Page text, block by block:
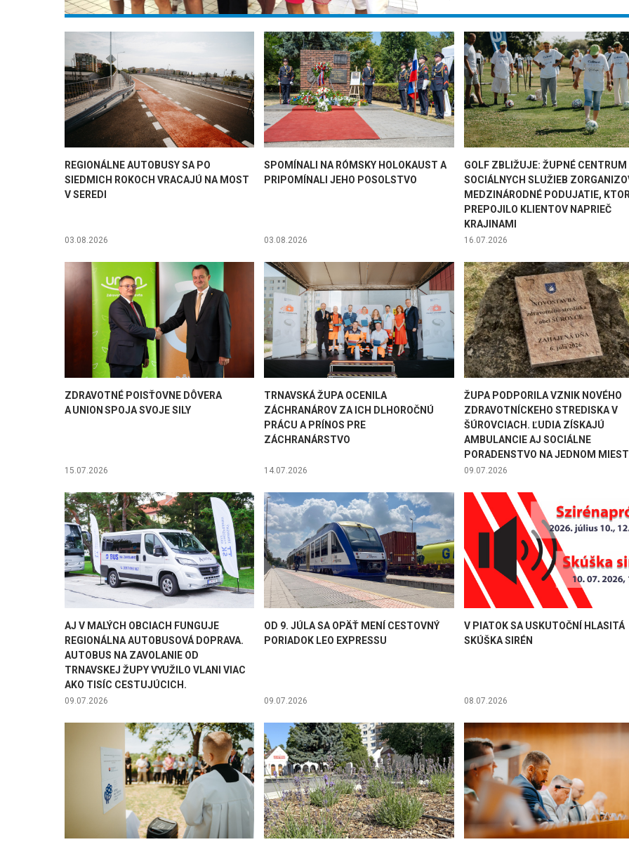
REGIONÁLNE AUTOBUSY SA PO
SIEDMICH ROKOCH VRACAJÚ NA MOST
V SEREDI
03.08.2026
SPOMÍNALI NA RÓMSKY HOLOKAUST A
PRIPOMÍNALI JEHO POSOLSTVO
03.08.2026
GOLF ZBLIŽUJE: ŽUPNÉ CENTRUM
SOCIÁLNYCH SLUŽIEB
MEDZINÁRODNÉ PODUJATIE,
PREPOJILO KLIENTOV NAPRIEČ
KRAJINAMI
16.07.2026
ZDRAVOTNÉ POISŤOVNE DÔVERA
A UNION SPOJA SVOJE SILY
15.07.2026
TRNAVSKÁ ŽUPA OCENILA
ZÁCHRANÁROV ZA ICH DLHOROČNÚ
PRÁCU A PRÍNOS PRE
ZÁCHRANÁRSTVO
14.07.2026
ŽUPA PODPORILA VZNIK NOVÉHO
ZDRAVOTNÍCKEHO STREDISKA V
ŠÚROVCIACH. ĽUDIA ZÍSKAJÚ
AMBULANCIE AJ SOCIÁLNE
PORADENSTVO NA JEDNOM
09.07.2026
AJ V MALÝCH OBCIACH FUNGUJE
REGIONÁLNA AUTOBUSOVÁ DOPRAVA.
AUTOBUS NA ZAVOLANIE OD
TRNAVSKEJ ŽUPY VYUŽILO VLANI VIAC
AKO TISÍC CESTUJÚCICH.
09.07.2026
OD 9. JÚLA SA OPÄŤ MENÍ CESTOVNÝ
PORIADOK LEO EXPRESSU
09.07.2026
V PIATOK SA USKUTOČNÍ HLASITÁ
SKÚŠKA SIRÉN
08.07.2026